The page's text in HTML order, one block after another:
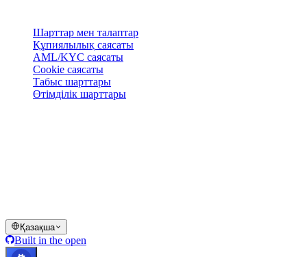
Шарттар мен талаптар
Құпиялылық саясаты
AML/KYC саясаты
Cookie саясаты
Табыс шарттары
Өтімділік шарттары
Қазақша
Built in the open